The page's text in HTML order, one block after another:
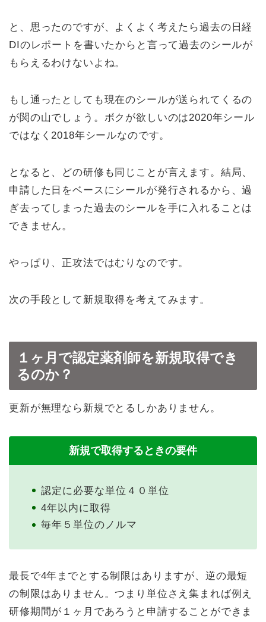
と、思ったのですが、よくよく考えたら過去の日経
DIのレポートを書いたからと言って過去のシールが
もらえるわけないよね。
もし通ったとしても現在のシールが送られてくるの
が関の山でしょう。ボクが欲しいのは2020年シール
ではなく2018年シールなのです。
となると、どの研修も同じことが言えます。結局、
申請した日をベースにシールが発行されるから、過
ぎ去ってしまった過去のシールを手に入れることは
できません。
やっぱり、正攻法ではむりなのです。
次の手段として新規取得を考えてみます。
１ヶ月で認定薬剤師を新規取得でき
るのか？
更新が無理なら新規でとるしかありません。
新規で取得するときの要件
認定に必要な単位４０単位
4年以内に取得
毎年５単位のノルマ
最長で4年までとする制限はありますが、逆の最短
の制限はありません。つまり単位さえ集まれば例え
研修期間が１ヶ月であろうと申請することができま